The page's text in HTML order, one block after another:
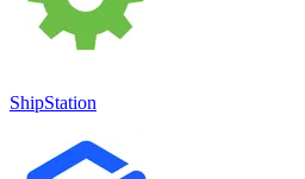
ShipStation